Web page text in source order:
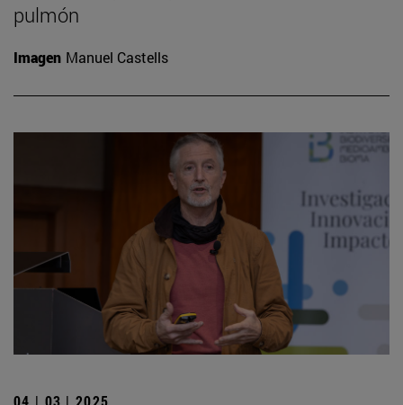
pulmón
Imagen Manuel Castells
04 | 03 | 2025